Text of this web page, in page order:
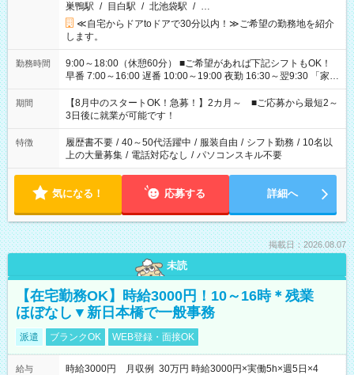
巣鴨駅 / 目白駅 / 北池袋駅 / …
≪自宅からドアtoドアで30分以内！≫ご希望の勤務地を紹介
します。
勤務時間
9:00～18:00（休憩60分） ■ご希望があれば下記シフトもOK！
早番 7:00～16:00 遅番 10:00～19:00 夜勤 16:30～翌9:30 「家族
と休みを合わせたい」 「余裕を持って夕飯の準備がしたい」
「できれば残業はしたくない」 など、ご希望を教えてください
ね。 ※Wワーク希望の方へ 今ご覧のお仕事で希望する勤務時間
と、もう1つのお仕事の勤務時間。 合計で週40時間を超える場
合は応募できません。
期間
【8月中のスタートOK！急募！】2カ月～ ■ご応募から最短2～
3日後に就業が可能です！
特徴 履歴書不要 / 40～50代活躍中 / 服装自由 / シフト勤務 / 10名以
上の大量募集 / 電話対応なし / パソコンスキル不要
気になる！ 応募する 詳細へ
掲載日：2026.08.07
未読
【在宅勤務OK】時給3000円！10～16時＊残業
ほぼなし▼新日本橋で一般事務
派遣 ブランクOK WEB登録・面接OK
給与
時給3000円 月収例 30万円 時給3000円×実働5h×週5日×4